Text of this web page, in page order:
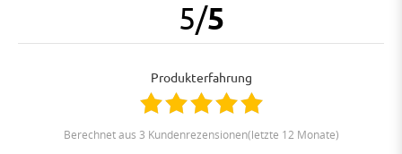
5/5
Produkterfahrung
berechnet aus 3 Kundenrezensionen(letzte 12 Monate)